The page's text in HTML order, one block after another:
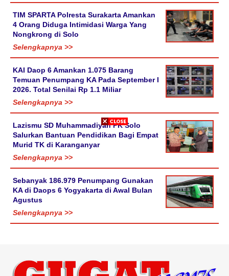
TIM SPARTA Polresta Surakarta Amankan
4 Orang Diduga Intimidasi Warga Yang
Nongkrong di Solo
Selengkapnya >>
KAI Daop 6 Amankan 1.075 Barang
Temuan Penumpang KA Pada September I
2026. Total Senilai Rp 1.1 Miliar
Selengkapnya >>
Lazismu SD Muhammadiyah PK Solo
Salurkan Bantuan Pendidikan Bagi Empat
Murid TK di Karanganyar
Selengkapnya >>
Sebanyak 186.979 Penumpang Gunakan
KA di Daops 6 Yogyakarta di Awal Bulan
Agustus
Selengkapnya >>